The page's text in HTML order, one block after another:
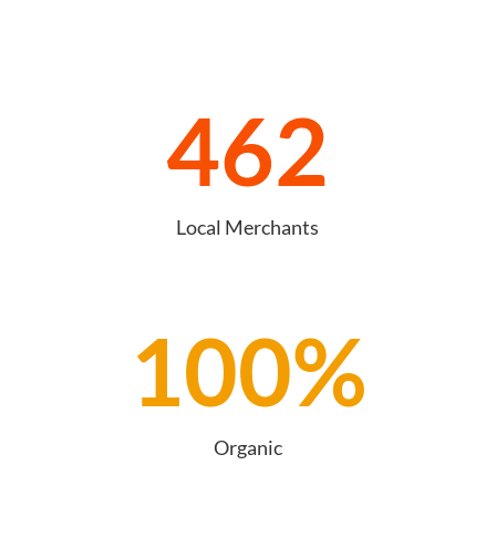
462
Local Merchants
100%
Organic